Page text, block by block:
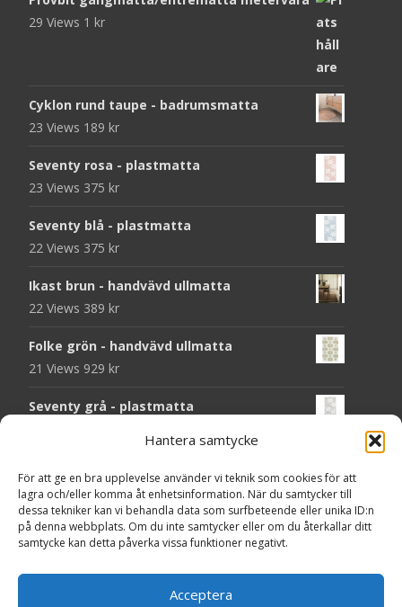
Hantera samtycke
För att ge en bra upplevelse använder vi teknik som cookies för att
lagra och/eller komma åt enhetsinformation. När du samtycker till
dessa tekniker kan vi behandla data som surfbeteende eller unika ID:n
på denna webbplats. Om du inte samtycker eller om du återkallar ditt
samtycke kan detta påverka vissa funktioner negativt.
Acceptera
29 Views 1 kr
Cyklon rund taupe - badrumsmatta
23 Views 189 kr
Seventy rosa - plastmatta
23 Views 375 kr
Seventy blå - plastmatta
22 Views 375 kr
Ikast brun - handvävd ullmatta
22 Views 389 kr
Folke grön - handvävd ullmatta
21 Views 929 kr
Seventy grå - plastmatta
20 Views375kr
Chess svart - dörrmatta i kokos
18 Views199kr